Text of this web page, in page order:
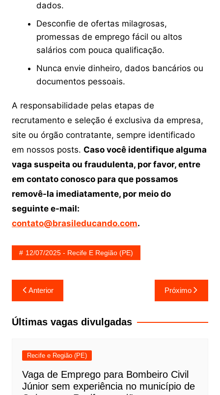
dados.
Desconfie de ofertas milagrosas,
promessas de emprego fácil ou altos
salários com pouca qualificação.
Nunca envie dinheiro, dados bancários ou
documentos pessoais.
A responsabilidade pelas etapas de
recrutamento e seleção é exclusiva da empresa,
site ou órgão contratante, sempre identificado
em nossos posts. Caso você identifique alguma
vaga suspeita ou fraudulenta, por favor, entre
em contato conosco para que possamos
removê-la imediatamente, por meio do
seguinte e-mail:
contato@brasileducando.com.
12/07/2025 - Recife E Região (PE)
Navegação
de
Post
Anterior Próximo
Últimas vagas divulgadas
Recife e Região (PE)
Vaga de Emprego para Bombeiro Civil
Júnior sem experiência no município de